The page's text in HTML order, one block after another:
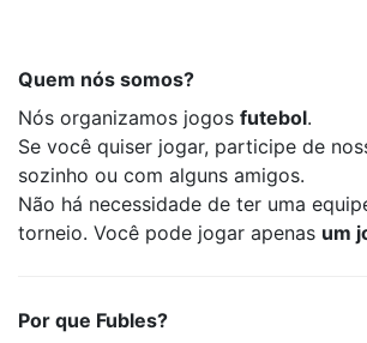
Quem nós somos?
Nós organizamos jogos futebol.
Se você quiser jogar, participe de
sozinho ou com alguns amigos.
Não há necessidade de ter uma
torneio. Você pode jogar apenas um
Por que Fubles?